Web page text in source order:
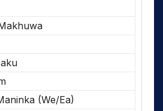
(We/Ea)